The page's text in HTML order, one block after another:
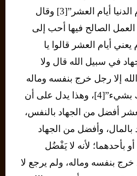
وسلم “أفضل أيام الدنيا أيام العشر”[3] وقال
العمل الصالح فيها أحب إلى
يعني أيام العشر قالوا يا
في سبيل الله قال ولا
إلا رجل خرج بنفسه وماله
فلم يرجع من ذلك بشيء”[4]، وهذا يدل على أن
أفضل من الجهاد بالنفس،
وأفضل من الجهاد
أو بأحدهما؛ لأنه لا يَفْضُل
خرج بنفسه وماله، ولم يرجع لا